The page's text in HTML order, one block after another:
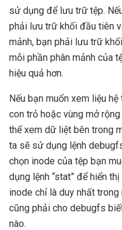
sử dụng để lưu trữ tệp.
phải lưu trữ khối đầu tiên
mảnh, bạn phải lưu trữ
mỗi phần phân mảnh của
hiệu quả hơn.
Nếu bạn muốn xem liệu
con trỏ hoặc vùng mở
thể xem dữ liệt bên trong
ta sẽ sử dụng lệnh
chọn inode của tệp bạn
dụng lệnh “stat” để hiển
inode chỉ là duy nhất
cũng phải cho debugfs
nào.